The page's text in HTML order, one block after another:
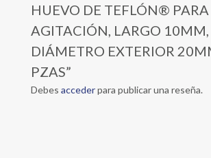
HUEVO DE TEFLÓN® PARA
AGITACIÓN, LARGO 10MM,
DIÁMETRO EXTERIOR
PZAS”
Debes accederpara publicar una reseña.